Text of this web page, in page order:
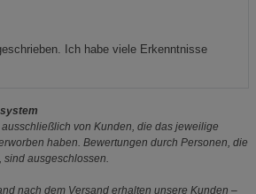
Ich habe viele Erkenntnisse
von Kunden, die das jeweilige
haben. Bewertungen durch Personen, die
sind ausgeschlossen.
nach dem Versand erhalten unsere Kunden –